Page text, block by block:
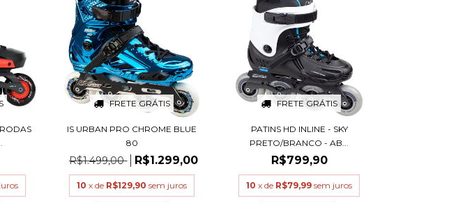
FRETE GRÁTIS
IS URBAN PRO CHROME BLUE
80
R$1.499,00 R$1.299,00
10 x de R$129,90 sem juros
FRETE GRÁTIS
PATINS HD INLINE - SKY
PRETO/BRANCO - AB...
R$799,90
10 x de R$79,99 sem juros